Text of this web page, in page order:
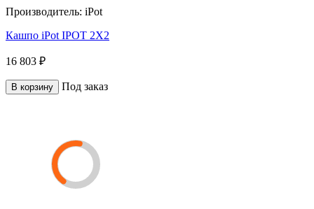
Производитель: iPot
Кашпо iPot IPOT 2X2
16 803 ₽
В корзину Под заказ